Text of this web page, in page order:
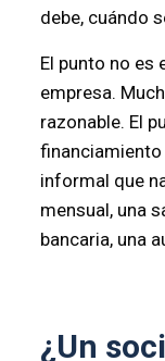
debe, cuándo
El punto no es
empresa.
razonable. El
informal que
mensual, una
bancaria, una
¿Un